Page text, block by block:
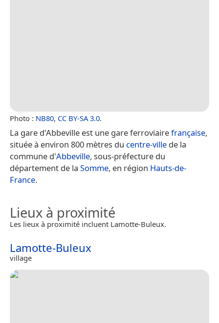
Photo : NB80, CC BY-SA 3.0.
La gare d'Abbeville est une gare ferroviairefrançaise,
située à environ 800 mètres du centre-ville de la
commune d'Abbeville, sous-préfecture du
département de la Somme, en région Hauts-de-
France.
Lieux à proximité
Les lieux à proximité incluent Lamotte-Buleux.
Lamotte-Buleux
village